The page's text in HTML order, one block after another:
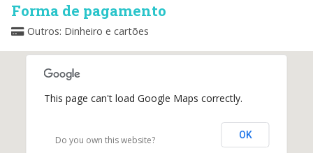
Forma de pagamento
Outros: Dinheiro e cartões
This page can't load Google Maps correctly.
Do you own this website? OK